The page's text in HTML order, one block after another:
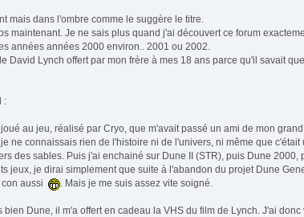
mais dans l'ombre comme le suggère le titre.
maintenant. Je ne sais plus quand j'ai découvert ce forum
années années 2000 environ.. 2001 ou 2002.
David Lynch offert par mon frère à mes 18 ans parce qu'il savait
:
au jeu, réalisé par Cryo, que m'avait passé un ami de mon
ne connaissais rien de l'histoire ni de l'univers, ni même que
des sables. Puis j'ai enchainé sur Dune II (STR), puis Dune
jeux, je dirai simplement que suite à l'abandon du projet Dune
aussi
. Mais je me suis assez vite soigné.
Dune, il m'a offert en cadeau la VHS du film de Lynch. J'ai